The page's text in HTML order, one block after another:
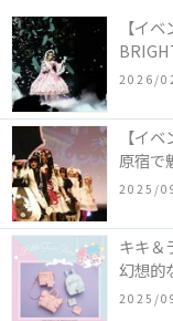
【イ
2026/
【イ
原宿で
2025/
キキ＆
幻想的
ツイン
2025/